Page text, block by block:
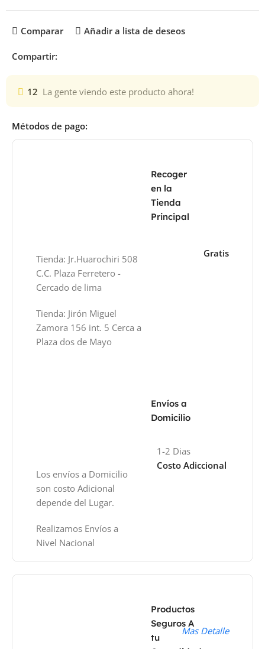
Comparar Añadir a lista de deseos
Compartir:
12 La gente viendo este producto ahora!
Métodos de pago:
Recoger
en la
Tienda
Principal
Tienda: Jr.Huarochiri 508
C.C. Plaza Ferretero -
Cercado de lima
Tienda: Jirón Miguel
Zamora 156 int. 5 Cerca a
Plaza dos de Mayo
Gratis
Envíos a
Domicilio
Los envíos a Domicilio
son costo Adicional
depende del Lugar.
Realizamos Envíos a
Nivel Nacional
1-2 Dias
Costo Adiccional
Productos
Seguros A
tu
Mas Detalle